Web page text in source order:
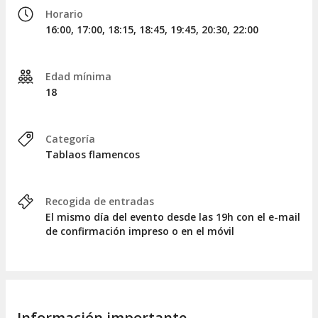
Horario
16:00, 17:00, 18:15, 18:45, 19:45, 20:30, 22:00
Edad mínima
18
Categoría
Tablaos flamencos
Recogida de entradas
El mismo día del evento desde las 19h con el e-mail
de confirmación impreso o en el móvil